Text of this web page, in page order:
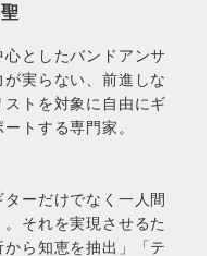
としたバンドアンサ
実らない、前進しな
トを対象に自由にギ
トする専門家。
ーだけでなく一人間
それを実現させるた
ら知恵を抽出」「テ